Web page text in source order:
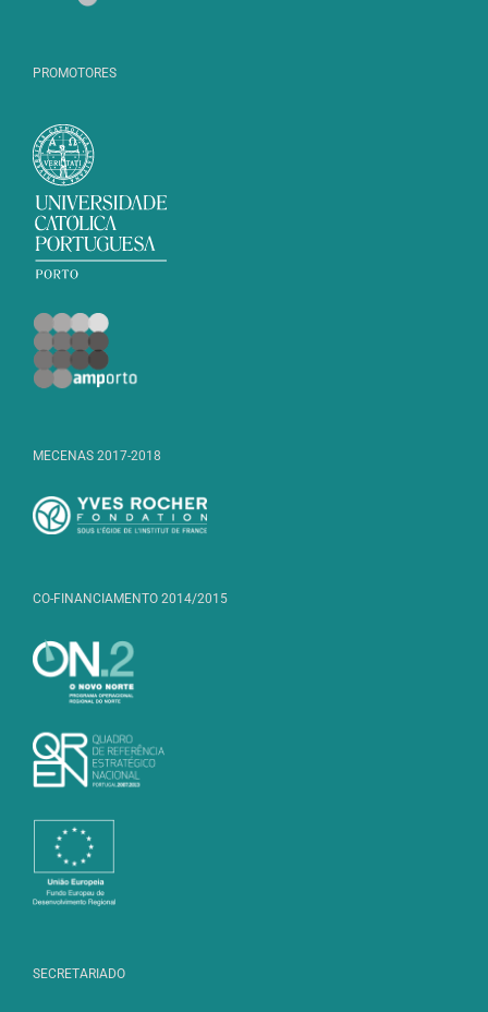
PROMOTORES
MECENAS 2017-2018
CO-FINANCIAMENTO 2014/2015
SECRETARIADO